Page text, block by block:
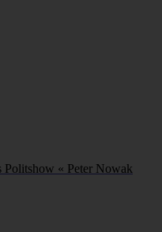
Politshow « Peter Nowak